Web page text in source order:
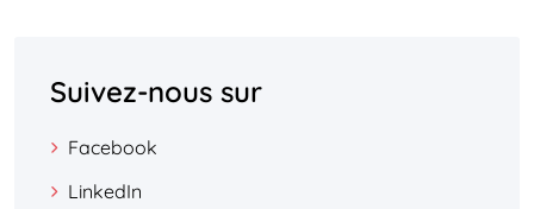
Suivez-nous sur
Facebook
LinkedIn